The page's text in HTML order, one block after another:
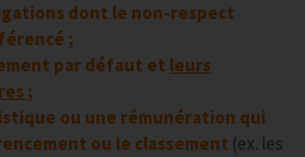
dont le non-respect
;
par défaut et leurs
;
ou une rémunération qui
ou le classement (ex. les